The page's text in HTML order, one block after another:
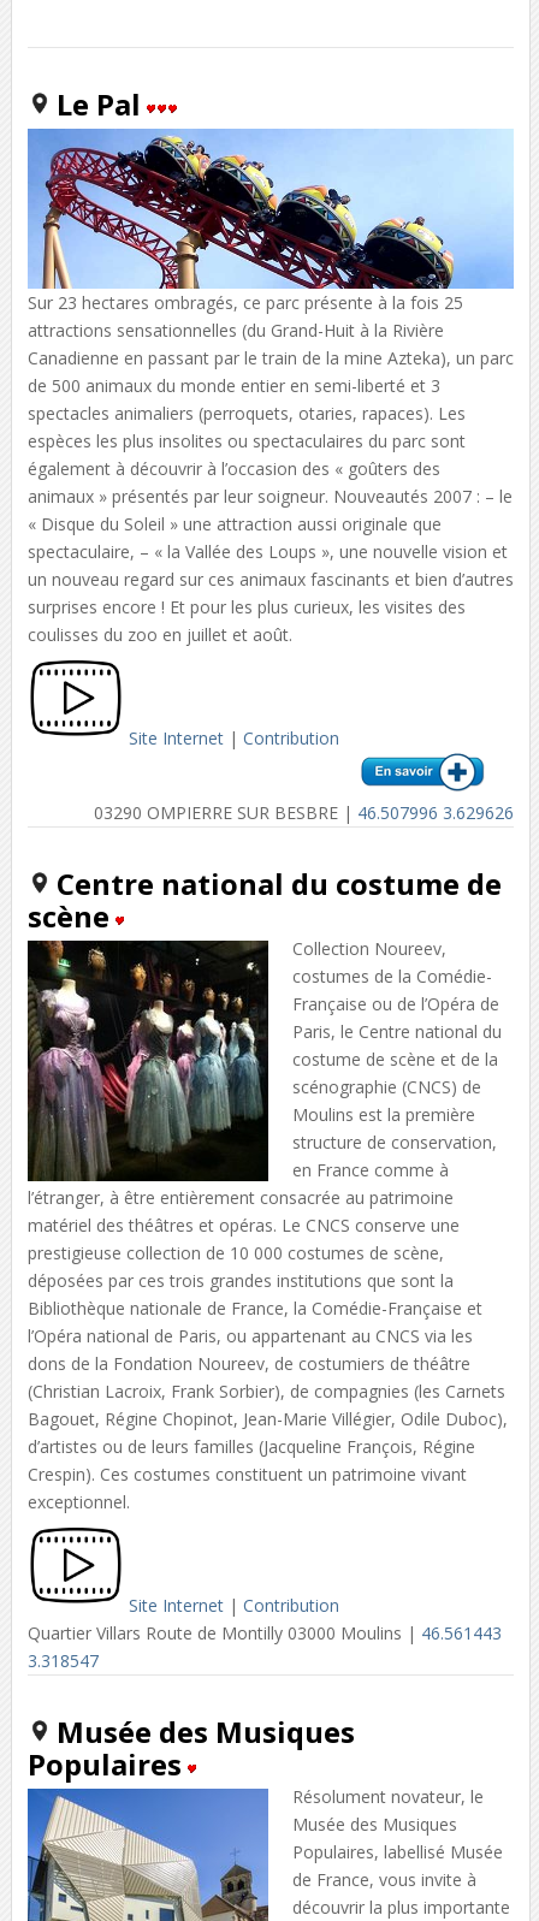
Le Pal
Sur 23 hectares ombragés, ce parc présente à la fois 25
attractions sensationnelles (du Grand-Huit à la Rivière
Canadienne en passant par le train de la mine Azteka), un parc
de 500 animaux du monde entier en semi-liberté et 3
spectacles animaliers (perroquets, otaries, rapaces). Les
espèces les plus insolites ou spectaculaires du parc sont
également à découvrir à l’occasion des « goûters des
animaux » présentés par leur soigneur. Nouveautés 2007 : – le
« Disque du Soleil » une attraction aussi originale que
spectaculaire, – « la Vallée des Loups », une nouvelle vision et
un nouveau regard sur ces animaux fascinants et bien d’autres
surprises encore ! Et pour les plus curieux, les visites des
coulisses du zoo en juillet et août.
Site Internet| Contribution
03290 OMPIERRE SUR BESBRE | 46.507996 3.629626
Centre national du costume de
scène
Collection Noureev,
costumes de la Comédie-
Française ou de l’Opéra de
Paris, le Centre national du
costume de scène et de la
scénographie (CNCS) de
Moulins est la première
structure de conservation,
en France comme à
l’étranger, à être entièrement consacrée au patrimoine
matériel des théâtres et opéras. Le CNCS conserve une
prestigieuse collection de 10 000 costumes de scène,
déposées par ces trois grandes institutions que sont la
Bibliothèque nationale de France, la Comédie-Française et
l’Opéra national de Paris, ou appartenant au CNCS via les
dons de la Fondation Noureev, de costumiers de théâtre
(Christian Lacroix, Frank Sorbier), de compagnies (les Carnets
Bagouet, Régine Chopinot, Jean-Marie Villégier, Odile Duboc),
d’artistes ou de leurs familles (Jacqueline François, Régine
Crespin). Ces costumes constituent un patrimoine vivant
exceptionnel.
Site Internet| Contribution
Quartier Villars Route de Montilly 03000 Moulins | 46.561443
3.318547
Musée des Musiques
Populaires
Résolument novateur, le
Musée des Musiques
Populaires, labellisé Musée
de France, vous invite à
découvrir la plus importante